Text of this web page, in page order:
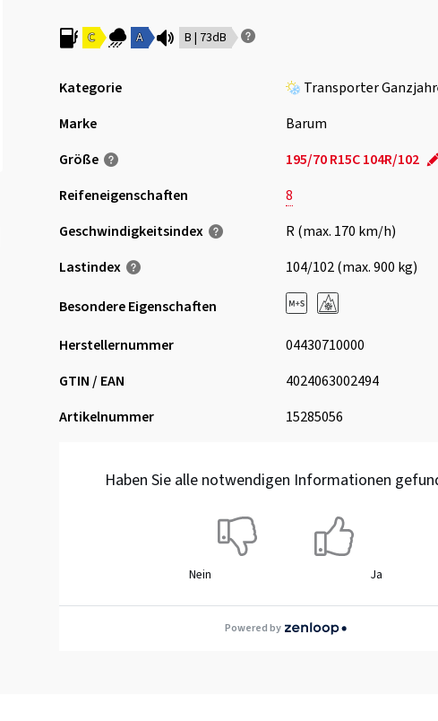
C A B | 73dB
Kategorie
Transporter
Marke
Barum
Größe
195/70 R15C 104R/102
Reifeneigenschaften
8
Geschwindigkeits­index
R (max. 170 km/h)
Lastindex
104/102 (max. 900 kg)
Besondere Eigenschaften
Herstellernummer
04430710000
GTIN / EAN
4024063002494
Artikelnummer
15285056
Haben Sie alle notwendigen Informationen
Nein Ja
Powered by